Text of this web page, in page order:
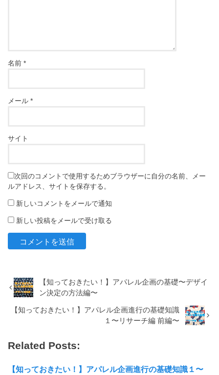
名前*
メール*
サイト
次回のコメントで使用するためブラウザーに自分の名前、メー
ルアドレス、サイトを保存する。
新しいコメントをメールで通知
新しい投稿をメールで受け取る
【知っておきたい！】アパレル企画の基礎〜デザイ
ン決定の方法編〜
【知っておきたい！】アパレル企画進行の基礎知識
１〜リサーチ編 前編〜
Related Posts:
【知っておきたい！】アパレル企画進行の基礎知識１〜